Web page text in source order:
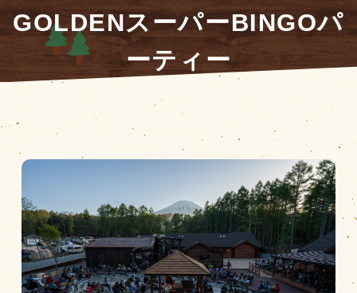
泊まる
楽しむ
ご予約の前に
GOLDENスーパーBINGOパ
ーティー